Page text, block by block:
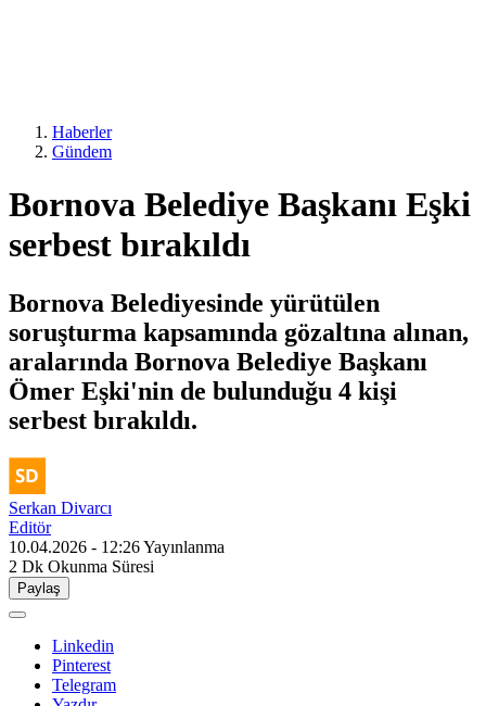
Haberler
Gündem
Bornova Belediye Başkanı Eşki
serbest bırakıldı
Bornova Belediyesinde yürütülen
soruşturma kapsamında gözaltına alınan,
aralarında Bornova Belediye Başkanı
Ömer Eşki'nin de bulunduğu 4 kişi
serbest bırakıldı.
Serkan Divarcı
Editör
10.04.2026 - 12:26Yayınlanma
2 Dk Okunma Süresi
Paylaş
Linkedin
Pinterest
Telegram